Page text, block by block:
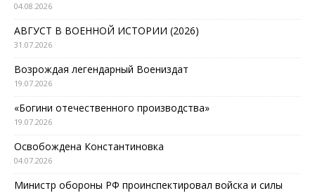
04.08.2026
АВГУСТ В ВОЕННОЙ ИСТОРИИ (2026)
31.07.2026
Возрождая легендарный Воениздат
19.07.2026
«Богини отечественного производства»
19.07.2026
Освобождена Константиновка
04.07.2026
Министр обороны РФ проинспектировал войска и силы